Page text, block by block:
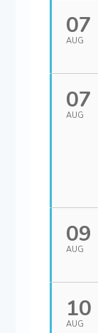
07
AUG
07
AUG
09
AUG
10
AUG